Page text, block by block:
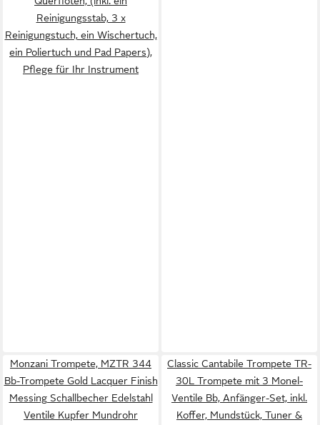
Reinigungsstab, 3 x
Reinigungstuch, ein Wischertuch,
ein Poliertuch und Pad Papers),
Pflege für Ihr Instrument
Monzani Trompete, MZTR 344
Bb-Trompete Gold Lacquer Finish
Messing Schallbecher Edelstahl
Ventile Kupfer Mundrohr
Classic Cantabile Trompete TR-
30L Trompete mit 3 Monel-
Ventile Bb, Anfänger-Set, inkl.
Koffer, Mundstück, Tuner &